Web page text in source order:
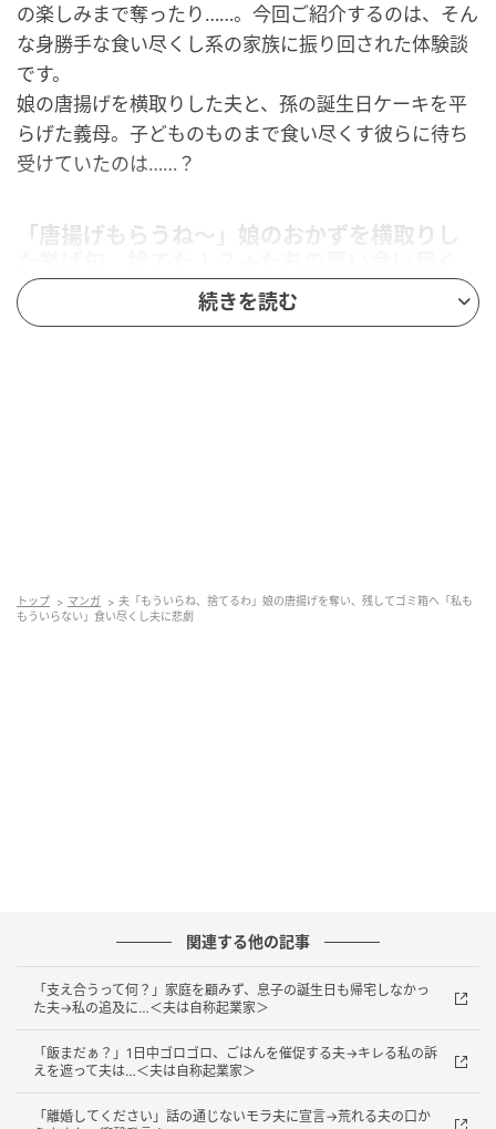
の楽しみまで奪ったり……。今回ご紹介するのは、そん
な身勝手な食い尽くし系の家族に振り回された体験談
です。
娘の唐揚げを横取りした夫と、孫の誕生日ケーキを平
らげた義母。子どものものまで食い尽くす彼らに待ち
受けていたのは……？
「唐揚げもらうね〜」娘のおかずを横取りし
し系夫に制裁を！
かけていました。
さらに厄介だったのが、一口食べて自分の好みではな
いと判断したときや、単に気が済んだときなど、自分
の都合で食べかけのおかずやお菓子を迷わずゴミ箱へ
捨ててしまうことです。
続きを読む
トップ マンガ
夫「もういらね、捨てるわ」娘の唐揚げを奪い、残してゴミ箱へ「私も
もういらない」食い尽くし夫に悲劇
関連する他の記事
「支え合うって何？」家庭を顧みず、息子の誕生日も帰宅しなかっ
た夫→私の追及に…＜夫は自称起業家＞
「飯まだぁ？」1日中ゴロゴロ、ごはんを催促する夫→キレる私の訴
えを遮って夫は…＜夫は自称起業家＞
「離婚してください」話の通じないモラ夫に宣言→荒れる夫の口か